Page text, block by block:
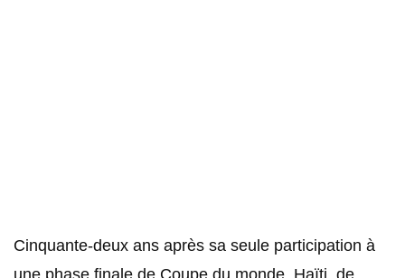
Cinquante-deux ans après sa seule participation à
une phase finale de Coupe du monde, Haïti, de